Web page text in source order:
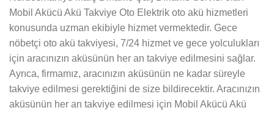
Mobil Akücü Akü Takviye Oto Elektrik oto akü hizmetleri
konusunda uzman ekibiyle hizmet vermektedir. Gece
nöbetçi oto akü takviyesi, 7/24 hizmet ve gece yolculukları
için aracınızın aküsünün her an takviye edilmesini sağlar.
Ayrıca, firmamız, aracınızın aküsünün ne kadar süreyle
takviye edilmesi gerektiğini de size bildirecektir. Aracınızın
aküsünün her an takviye edilmesi için Mobil Akücü Akü